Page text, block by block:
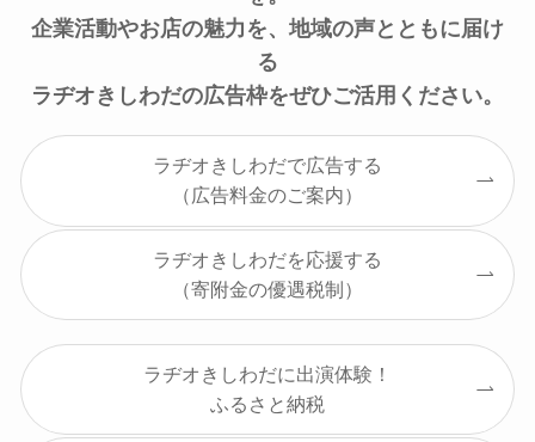
企業活動やお店の魅力を、地域の声とともに届け
る
ラヂオきしわだの広告枠をぜひご活用ください。
ラヂオきしわだで広告する
（広告料金のご案内）
ラヂオきしわだを応援する
（寄附金の優遇税制）
ラヂオきしわだに出演体験！
ふるさと納税